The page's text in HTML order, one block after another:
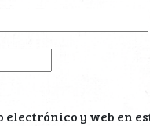
electrónico y web en